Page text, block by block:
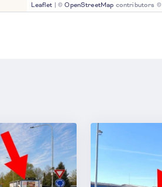
Leaflet | ©OpenStreetMap contributors ©